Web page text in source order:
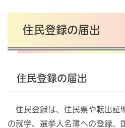
住民登録の届出
住民登録の届出
住民登録は、住民票や転出証
の就学、選挙人名簿への登録、